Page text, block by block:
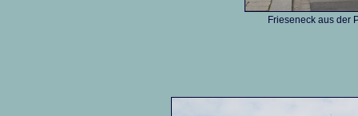
Frieseneck aus der